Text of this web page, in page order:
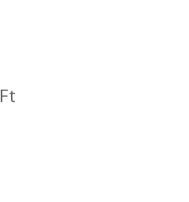
Ft